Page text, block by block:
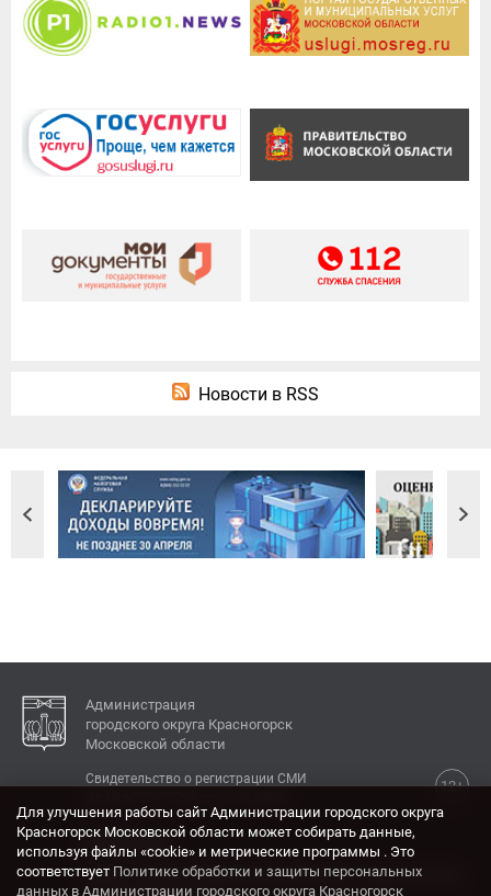
Новости в RSS
Администрация
городского округа Красногорск
Московской области
12+
Свидетельство о регистрации СМИ
КОНТАКТЫ
Адрес: 143404, Московская область, г. Красногорск,
Для улучшения работы сайт Администрации городского округа
Красногорск Московской области может собирать данные,
используя файлы «cookie» и метрические программы . Это
соответствует Политике обработки и защиты персональных
данных в Администрации городского округа Красногорск